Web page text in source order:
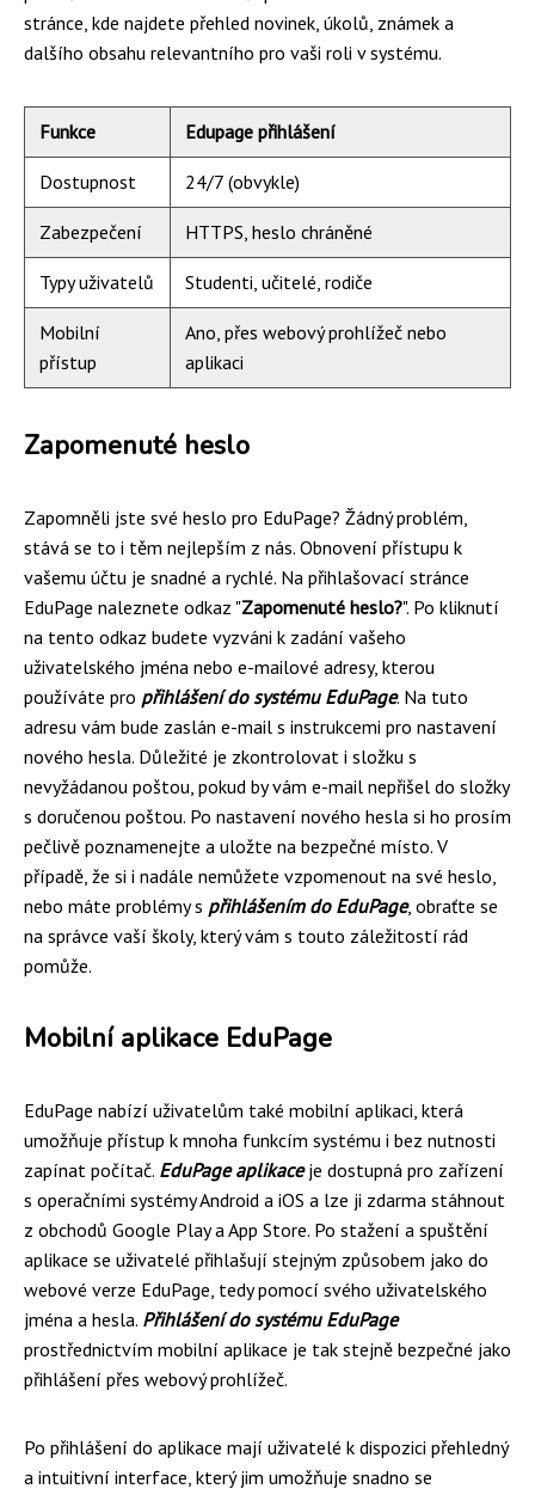
stránce, kde najdete přehled novinek, úkolů, známek a
dalšího obsahu relevantního pro vaši roli v systému.
Funkce Edupage přihlášení
Dostupnost 24/7 (obvykle)
Zabezpečení HTTPS, heslo chráněné
Typy uživatelů Studenti, učitelé, rodiče
Mobilní
přístup
Ano, přes webový prohlížeč nebo
aplikaci
Zapomenuté heslo
Zapomněli jste své heslo pro EduPage? Žádný problém,
stává se to i těm nejlepším z nás. Obnovení přístupu k
vašemu účtu je snadné a rychlé. Na přihlašovací stránce
EduPage naleznete odkaz "Zapomenuté heslo?". Po kliknutí
na tento odkaz budete vyzváni k zadání vašeho
uživatelského jména nebo e-mailové adresy, kterou
používáte pro přihlášení do systému EduPage. Na tuto
adresu vám bude zaslán e-mail s instrukcemi pro nastavení
nového hesla. Důležité je zkontrolovat i složku s
nevyžádanou poštou, pokud by vám e-mail nepřišel do složky
s doručenou poštou. Po nastavení nového hesla si ho prosím
pečlivě poznamenejte a uložte na bezpečné místo. V
případě, že si i nadále nemůžete vzpomenout na své heslo,
nebo máte problémy s přihlášením do EduPage, obraťte se
na správce vaší školy, který vám s touto záležitostí rád
pomůže.
Mobilní aplikace EduPage
EduPage nabízí uživatelům také mobilní aplikaci, která
umožňuje přístup k mnoha funkcím systému i bez nutnosti
zapínat počítač. EduPage aplikaceje dostupná pro zařízení
s operačními systémy Android a iOS a lze ji zdarma stáhnout
z obchodů Google Play a App Store. Po stažení a spuštění
aplikace se uživatelé přihlašují stejným způsobem jako do
webové verze EduPage, tedy pomocí svého uživatelského
jména a hesla. Přihlášení do systému EduPage
prostřednictvím mobilní aplikace je tak stejně bezpečné jako
přihlášení přes webový prohlížeč.
Po přihlášení do aplikace mají uživatelé k dispozici přehledný
a intuitivní interface, který jim umožňuje snadno se